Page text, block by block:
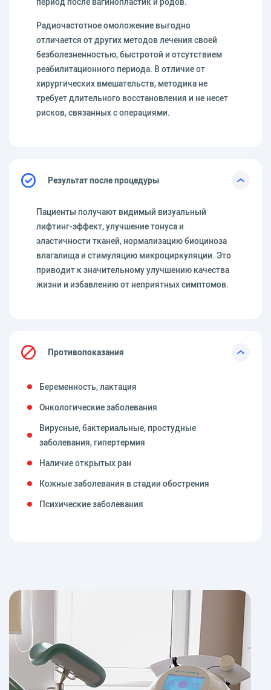
Радиочастотное омоложение выгодно
отличается от других методов лечения своей
безболезненностью, быстротой и отсутствием
реабилитационного периода. В отличие от
хирургических вмешательств, методика не
требует длительного восстановления и не несет
рисков, связанных с операциями.
Результат после процедуры
Пациенты получают видимый визуальный
лифтинг-эффект, улучшение тонуса и
эластичности тканей, нормализацию биоциноза
влагалища и стимуляцию микроциркуляции. Это
приводит к значительному улучшению качества
жизни и избавлению от неприятных симптомов.
Противопоказания
Беременность, лактация
Онкологические заболевания
Вирусные, бактериальные, простудные
заболевания, гипертермия
Наличие открытых ран
Кожные заболевания в стадии обострения
Психические заболевания